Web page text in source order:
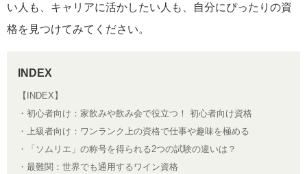
い人も、キャリアに活かしたい人も、自分にぴったりの資
格を見つけてみてください。
【INDEX】
・初心者向け：家飲みや飲み会で役立つ！ 初心者向け資格
・上級者向け：ワンランク上の資格で仕事や趣味を極める
・「ソムリエ」の称号を得られる2つの試験の違いは？
・最難関：世界でも通用するワイン資格